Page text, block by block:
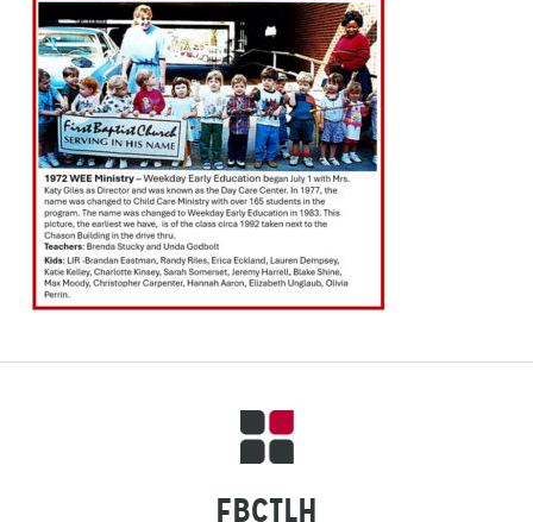
FBCTLH